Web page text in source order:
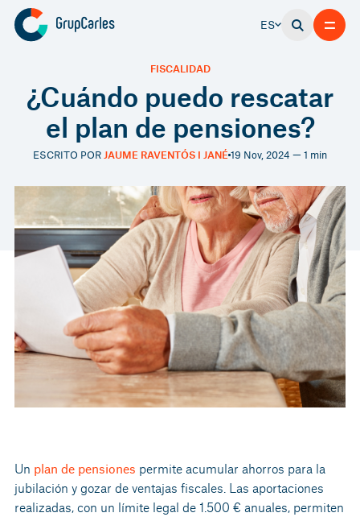
ES
¿Cuándo puedo rescatar
el plan de pensiones?
FISCALIDAD
ESCRITO POR JAUME RAVENTÓS I JANÉ 19 Nov, 2024 — 1 min
Un plan de pensiones permite acumular ahorros para la
jubilación y gozar de ventajas fiscales. Las aportaciones
realizadas, con un límite legal de 1.500 € anuales, permiten